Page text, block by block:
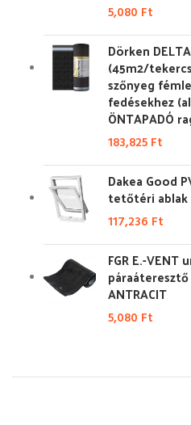
5,080 Ft
Dörken
(45m2/
szőnyeg
fedésekhez
ÖNTAPADÓ
183,825 Ft
Dakea Good
tetőtéri ablak
117,236 Ft
FGR E.-VENT
ANTRACIT
5,080 Ft